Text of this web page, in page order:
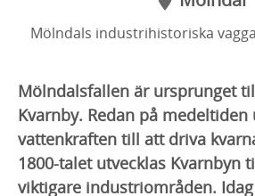
Mölndals industrihistoriska
Mölndalsfallen är ursprunget
Kvarnby. Redan på
vattenkraften till att driva
1800-talet utvecklas Kvarnbyn
viktigare industriområden.